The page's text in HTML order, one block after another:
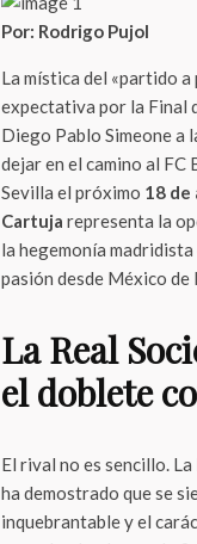
Por: Rodrigo Pujol
La mística del «partido
expectativa por la Final
Diego Pablo Simeone a
dejar en el camino al FC
Sevilla el próximo 18 de
Cartuja representa la
la hegemonía madridista
pasión desde México de
La Real
el doblete
El rival no es sencillo.
ha demostrado que se
inquebrantable y el